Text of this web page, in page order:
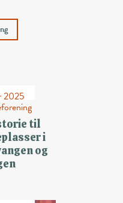
2025
til
i
og